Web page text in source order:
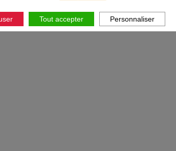
Tout accepter Personnaliser